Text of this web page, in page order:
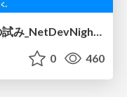
0 460